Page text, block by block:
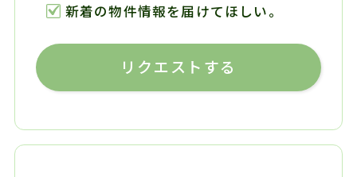
新着の物件情報を届けてほしい。
リクエストする